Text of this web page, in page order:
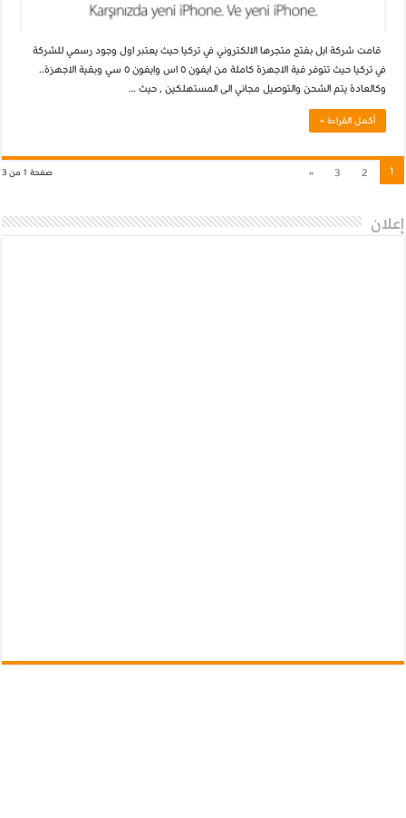
قامت شركة ابل بفتح متجرها الالكتروني في تركيا حيث يعتبر اول وجود رسمي للشركة
في تركيا حيث تتوفر فية الاجهزة كاملة من ايفون ٥ اس وايفون ٥ سي وبقية الاجهزة..
وكالعادة يتم الشحن والتوصيل مجاني الى المستهلكين , حيث …
أكمل القراءة »
صفحة 1 من 3 1
2
3
»
إعلان